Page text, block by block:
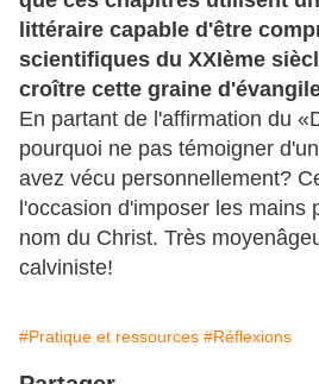
littéraire capable d'être
scientifiques du XXIème
croître cette graine
En partant de l'affirmation du
pourquoi ne pas témoigner
avez vécu personnellement?
l'occasion d'imposer les mains
nom du Christ. Très
calviniste!
#Pratique et ressources #Réflexions